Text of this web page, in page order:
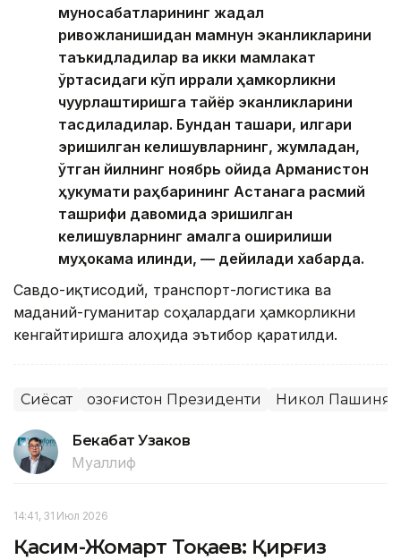
муносабатларининг жадал
ривожланишидан мамнун эканликларини
таъкидладилар ва икки мамлакат
ўртасидаги кўп қиррали ҳамкорликни
чуқурлаштиришга тайёр эканликларини
тасдиқладилар. Бундан ташқари, илгари
эришилган келишувларнинг, жумладан,
ўтган йилнинг ноябрь ойида Арманистон
ҳукумати раҳбарининг Астанага расмий
ташрифи давомида эришилган
келишувларнинг амалга оширилиши
муҳокама қилинди, — дейилади хабарда.
Савдо-иқтисодий, транспорт-логистика ва
маданий-гуманитар соҳалардаги ҳамкорликни
кенгайтиришга алоҳида эътибор қаратилди.
Сиёсат Қозоғистон Президенти Никол Пашинян
Бекабат Узаков
Муаллиф
14:41, 31 Июл 2026
Қасим-Жомарт Тоқаев: Қирғиз